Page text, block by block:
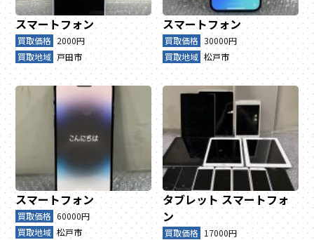
スマートフォン
買取価格 2000円
買取地域 戸田市
スマートフォン
買取価格 30000円
買取地域 松戸市
スマートフォン
買取価格 60000円
買取地域 松戸市
タブレット スマートフォ
ン
買取価格 17000円